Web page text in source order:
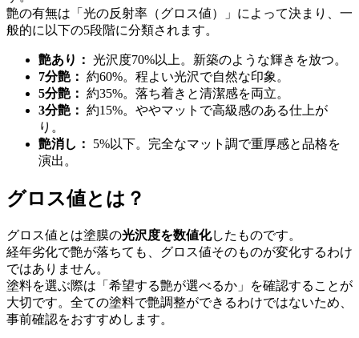
艶の有無は「光の反射率（グロス値）」によって決まり、一
般的に以下の5段階に分類されます。
艶あり： 光沢度70%以上。新築のような輝きを放つ。
7分艶： 約60%。程よい光沢で自然な印象。
5分艶： 約35%。落ち着きと清潔感を両立。
3分艶： 約15%。ややマットで高級感のある仕上が
り。
艶消し：
5%以下。完全なマット調で重厚感と品格を
演出。
グロス値とは？
グロス値とは塗膜の光沢度を数値化したものです。
経年劣化で艶が落ちても、グロス値そのものが変化するわけ
ではありません。
塗料を選ぶ際は「希望する艶が選べるか」を確認することが
大切です。全ての塗料で艶調整ができるわけではないため、
事前確認をおすすめします。